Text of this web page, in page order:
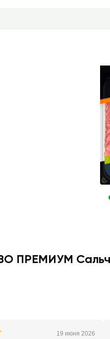
Сальчичон, нарезка,
ПРЕМИУМ
19 июня 2026